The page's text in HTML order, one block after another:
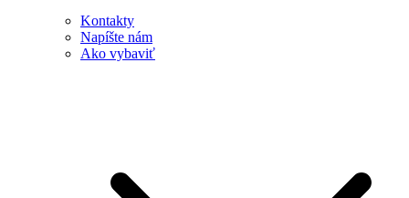
Kontakty
Napíšte nám
Ako vybaviť